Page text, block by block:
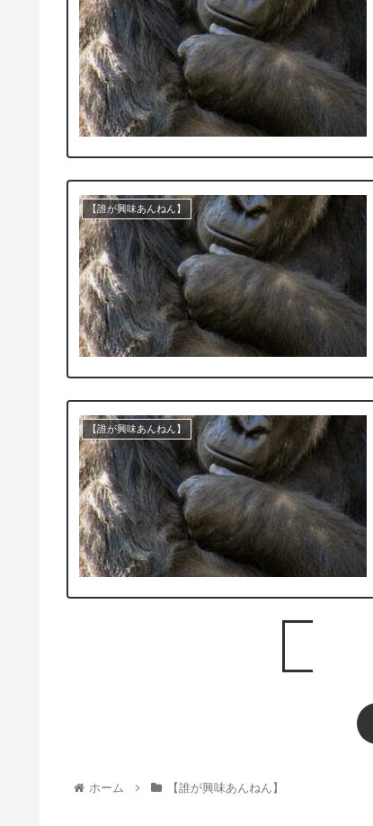
【誰が興味あんねん】
【誰が興味あんねん】
ホーム 【誰が興味あんねん】